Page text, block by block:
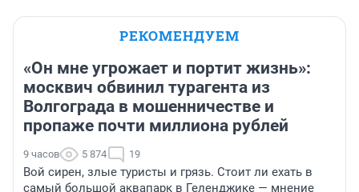
РЕКОМЕНДУЕМ
«Он мне угрожает и портит жизнь»:
москвич обвинил турагента из
Волгограда в мошенничестве и
пропаже почти миллиона рублей
9 часов 5 874 19
Вой сирен, злые туристы и грязь. Стоит ли ехать в
самый большой аквапарк в Геленджике — мнение